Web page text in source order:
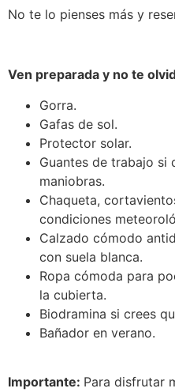
No te lo pienses más y
Ven preparada y no te
Gorra.
Gafas de sol.
Protector solar.
Guantes de trabajo si
maniobras.
Chaqueta,
condiciones
Calzado cómodo
con suela blanca.
Ropa cómoda para
la cubierta.
Biodramina si crees
Bañador en verano.
Importante: Para disfrutar